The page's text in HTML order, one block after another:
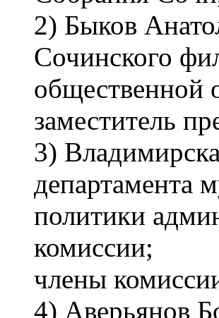
2) Быков
Сочинского
общественной
заместитель
3)
департамента
политики
комиссии;
члены
4) Аверьянов